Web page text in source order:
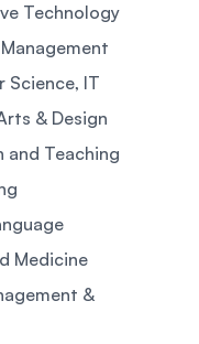
Technology
Science, IT
& Design
and Teaching
Medicine
&